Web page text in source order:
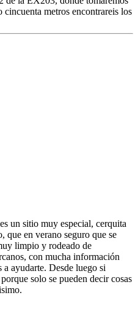
metros encontrareis los
un sitio muy especial, cerquita
que en verano seguro que se
limpio y rodeado de
con mucha información
a ayudarte. Desde luego si
solo se pueden decir cosas